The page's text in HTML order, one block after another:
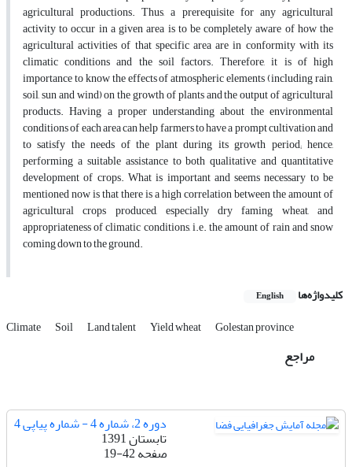
agricultural productions. Thus, a prerequisite for any agricultural
activity to occur in a given area is to be completely aware of how the
agricultural activities of that specific area are in conformity with its
climatic conditions and the soil factors. Therefore, it is of high
importance to know the effects of atmospheric elements (including rain,
soil, sun and wind) on the growth of plants and the output of agricultural
products. Having a proper understanding about the environmental
conditions of each area can help farmers to have a prompt cultivation and
to satisfy the needs of the plant during its growth period; hence,
performing a suitable assistance to both qualitative and quantitative
development of crops. What is important and seems necessary to be
mentioned now is that there is a high correlation between the amount of
agricultural crops produced, especially dry faming wheat, and
appropriateness of climatic conditions, i.e. the amount of rain and snow
coming down to the ground.
کلیدواژه‌ها English
Climate Soil Land talent Yield wheat Golestan province
مراجع
دوره 2، شماره 4 - شماره پیاپی 4
تابستان 1391
صفحه19-42